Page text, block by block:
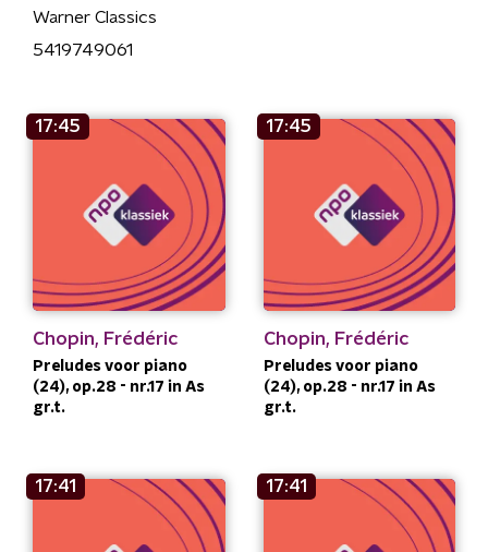
Warner Classics
5419749061
17:45
Chopin, Frédéric
Preludes voor piano
(24), op.28 - nr.17 in As
gr.t.
17:45
Chopin, Frédéric
Preludes voor piano
(24), op.28 - nr.17 in As
gr.t.
17:41 17:41